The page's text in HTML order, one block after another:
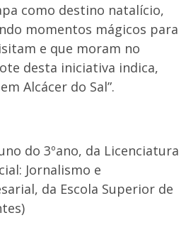
como destino natalício,
momentos mágicos para
e que moram no
desta iniciativa indica,
Alcácer do Sal”.
do 3ºano, da Licenciatura
Jornalismo e
da Escola Superior de